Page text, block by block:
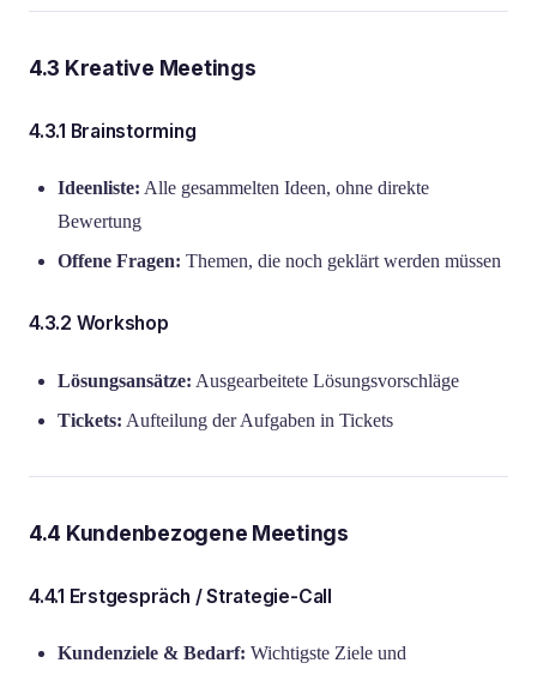
4.3 Kreative Meetings
4.3.1 Brainstorming
Ideenliste: Alle gesammelten Ideen, ohne direkte
Bewertung
Offene Fragen: Themen, die noch geklärt werden müssen
4.3.2 Workshop
Lösungsansätze: Ausgearbeitete Lösungsvorschläge
Tickets: Aufteilung der Aufgaben in Tickets
4.4 Kundenbezogene Meetings
4.4.1 Erstgespräch / Strategie-Call
Kundenziele & Bedarf: Wichtigste Ziele und